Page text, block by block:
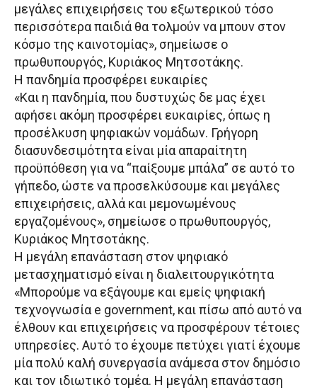
μεγάλες επιχειρήσεις του εξωτερικού τόσο
περισσότερα παιδιά θα τολμούν να μπουν στον
κόσμο της καινοτομίας», σημείωσε ο
πρωθυπουργός, Κυριάκος Μητσοτάκης.
Η πανδημία προσφέρει ευκαιρίες
«Και η πανδημία, που δυστυχώς δε μας έχει
αφήσει ακόμη προσφέρει ευκαιρίες, όπως η
προσέλκυση ψηφιακών νομάδων. Γρήγορη
διασυνδεσιμότητα είναι μία απαραίτητη
προϋπόθεση για να “παίξουμε μπάλα” σε αυτό το
γήπεδο, ώστε να προσελκύσουμε και μεγάλες
επιχειρήσεις, αλλά και μεμονωμένους
εργαζομένους», σημείωσε ο πρωθυπουργός,
Κυριάκος Μητσοτάκης.
Η μεγάλη επανάσταση στον ψηφιακό
μετασχηματισμό είναι η διαλειτουργικότητα
«Μπορούμε να εξάγουμε και εμείς ψηφιακή
τεχνογνωσία e government, και πίσω από αυτό να
έλθουν και επιχειρήσεις να προσφέρουν τέτοιες
υπηρεσίες. Αυτό το έχουμε πετύχει γιατί έχουμε
μία πολύ καλή συνεργασία ανάμεσα στον δημόσιο
και τον ιδιωτικό τομέα. Η μεγάλη επανάσταση